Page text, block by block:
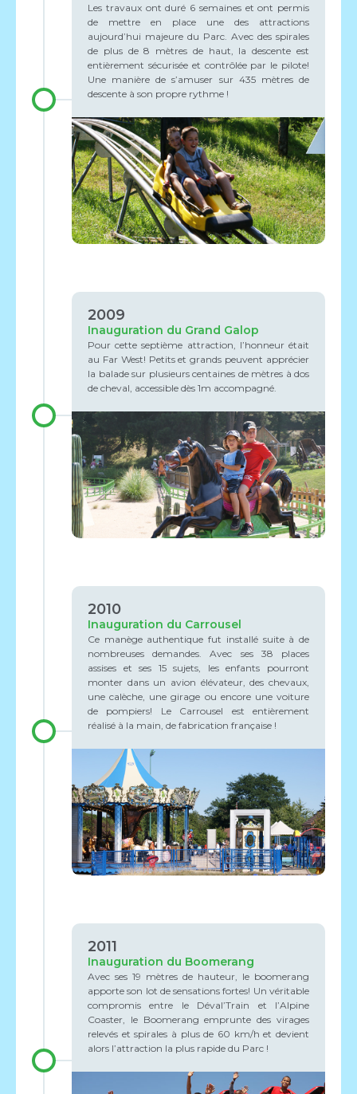
Les travaux ont duré 6 semaines et ont permis
de mettre en place une des attractions
aujourd’hui majeure du Parc. Avec des spirales
de plus de 8 mètres de haut, la descente est
entièrement sécurisée et contrôlée par le pilote!
Une manière de s’amuser sur 435 mètres de
descente à son propre rythme !
2009
Inauguration du Grand Galop
Pour cette septième attraction, l’honneur était
au Far West! Petits et grands peuvent apprécier
la balade sur plusieurs centaines de mètres à dos
de cheval, accessible dès 1m accompagné.
2010
Inauguration du Carrousel
Ce manège authentique fut installé suite à de
nombreuses demandes. Avec ses 38 places
assises et ses 15 sujets, les enfants pourront
monter dans un avion élévateur, des chevaux,
une calèche, une girage ou encore une voiture
de pompiers! Le Carrousel est entièrement
réalisé à la main, de fabrication française !
2011
Inauguration du Boomerang
Avec ses 19 mètres de hauteur, le boomerang
apporte son lot de sensations fortes! Un véritable
compromis entre le Déval’Train et l’Alpine
Coaster, le Boomerang emprunte des virages
relevés et spirales à plus de 60 km/h et devient
alors l’attraction la plus rapide du Parc !